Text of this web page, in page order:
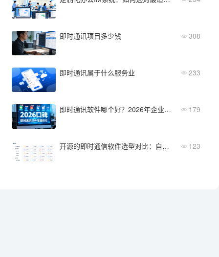
即时通讯项目多少钱 308
即时通讯属于什么服务业 233
即时通讯软件哪个好？2026年企业用户真实口碑排行榜 179
开源的即时通信软件选型对比：自建部署与商业SaaS哪个更适合企业 123